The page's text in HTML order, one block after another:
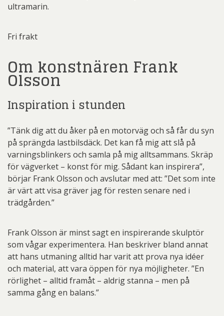
ultramarin.
Fri frakt
Om konstnären Frank
Olsson
Inspiration i stunden
”Tänk dig att du åker på en motorväg och så får du syn
på sprängda lastbilsdäck. Det kan få mig att slå på
varningsblinkers och samla på mig alltsammans. Skräp
för vägverket – konst för mig. Sådant kan inspirera”,
börjar Frank Olsson och avslutar med att: ”Det som inte
är värt att visa gräver jag för resten senare ned i
trädgården.”
Frank Olsson är minst sagt en inspirerande skulptör
som vågar experimentera. Han beskriver bland annat
att hans utmaning alltid har varit att prova nya idéer
och material, att vara öppen för nya möjligheter. ”En
rörlighet – alltid framåt – aldrig stanna – men på
samma gång en balans.”